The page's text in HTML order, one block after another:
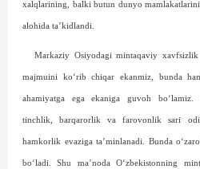
xalqlarining, balki butun dunyo
alohida ta’kidlandi.
Markaziy Osiyodagi mintaqaviy
majmuini ko‘rib chiqar ekanmiz, bunda
ahamiyatga ega ekaniga guvoh bo‘lamiz.
tinchlik, barqarorlik va farovonlik sari
hamkorlik evaziga ta’minlanadi. Bunda
bo‘ladi. Shu ma’noda O‘zbekistonning